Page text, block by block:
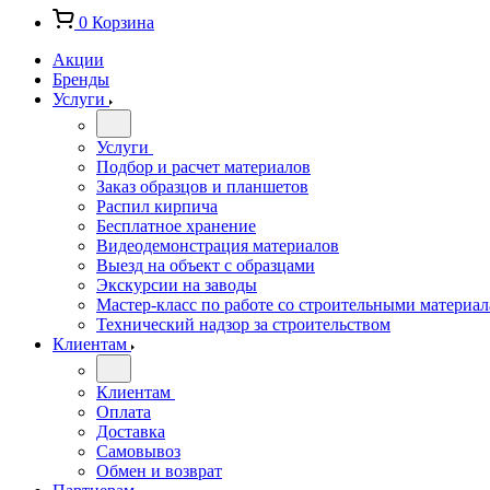
0 Корзина
Акции
Бренды
Услуги
Услуги
Подбор и расчет материалов
Заказ образцов и планшетов
Распил кирпича
Бесплатное хранение
Видеодемонстрация материалов
Выезд на объект с образцами
Экскурсии на заводы
Мастер-класс по работе со строительными
Технический надзор за строительством
Клиентам
Клиентам
Оплата
Доставка
Самовывоз
Обмен и возврат